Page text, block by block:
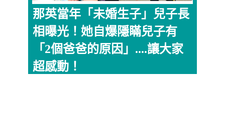
那英當年「未婚生子」兒子長
相曝光！她自爆隱瞞兒子有
「2個爸爸的原因」....讓大家
超感動！